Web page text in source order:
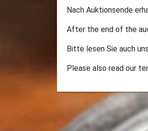
Nach Auktionsende
After the end of the
Bitte lesen Sie auch
Please also read our